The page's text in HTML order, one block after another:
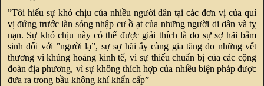
”Tôi hiểu sự khó chịu của nhiều người dân tại các đơn vị của quí
vị đứng trước làn sóng nhập cư ồ ạt của những người di dân và tỵ
nạn. Sự khó chịu này có thể được giải thích là do sự sợ hãi bẩm
sinh đối với ”người lạ”, sự sợ hãi ấy càng gia tăng do những vết
thương vì khủng hoảng kinh tế, vì sự thiếu chuẩn bị của các cộng
đoàn địa phương, vì sự không thích hợp của nhiều biện pháp được
đưa ra trong bầu không khí khẩn cấp”